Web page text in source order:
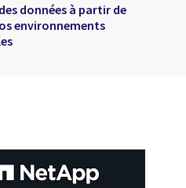
données à partir de
environnements